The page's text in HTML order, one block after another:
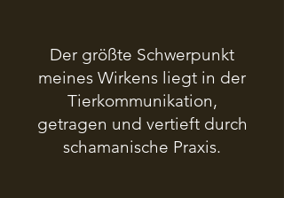
Der größte Schwerpunkt
meines Wirkens liegt in der
Tierkommunikation,
getragen und vertieft durch
schamanische Praxis.